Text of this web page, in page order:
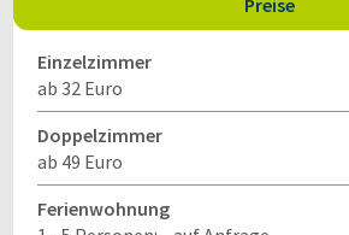
Preise
Einzelzimmer
ab 32 Euro
Doppelzimmer
ab 49 Euro
Ferienwohnung